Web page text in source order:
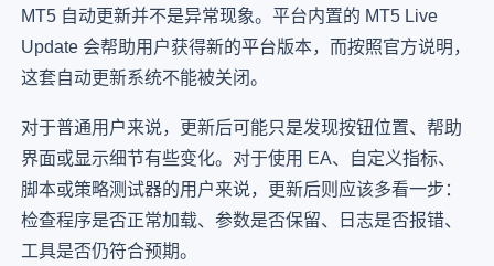
MT5 自动更新并不是异常现象。平台内置的 MT5 Live
Update 会帮助用户获得新的平台版本，而按照官方说明，
这套自动更新系统不能被关闭。
对于普通用户来说，更新后可能只是发现按钮位置、帮助
界面或显示细节有些变化。对于使用 EA、自定义指标、
脚本或策略测试器的用户来说，更新后则应该多看一步：
检查程序是否正常加载、参数是否保留、日志是否报错、
工具是否仍符合预期。